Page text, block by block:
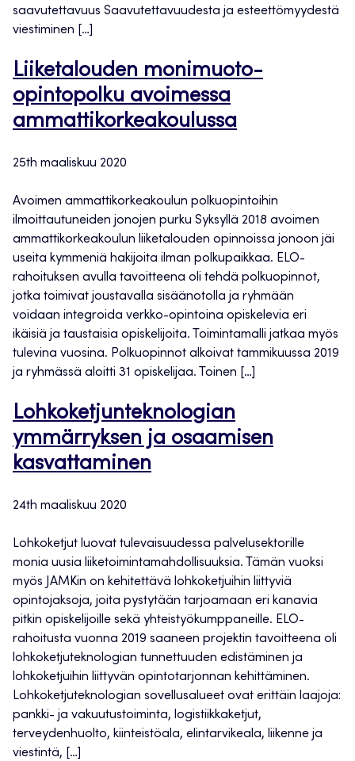
saavutettavuus Saavutettavuudesta ja esteettömyydestä
viestiminen […]
Liiketalouden monimuoto-
opintopolku avoimessa
ammattikorkeakoulussa
25th maaliskuu 2020
Avoimen ammattikorkeakoulun polkuopintoihin
ilmoittautuneiden jonojen purku Syksyllä 2018 avoimen
ammattikorkeakoulun liiketalouden opinnoissa jonoon jäi
useita kymmeniä hakijoita ilman polkupaikkaa. ELO-
rahoituksen avulla tavoitteena oli tehdä polkuopinnot,
jotka toimivat joustavalla sisäänotolla ja ryhmään
voidaan integroida verkko-opintoina opiskelevia eri
ikäisiä ja taustaisia opiskelijoita. Toimintamalli jatkaa myös
tulevina vuosina. Polkuopinnot alkoivat tammikuussa 2019
ja ryhmässä aloitti 31 opiskelijaa. Toinen […]
Lohkoketjunteknologian
ymmärryksen ja osaamisen
kasvattaminen
24th maaliskuu 2020
Lohkoketjut luovat tulevaisuudessa palvelusektorille
monia uusia liiketoimintamahdollisuuksia. Tämän vuoksi
myös JAMKin on kehitettävä lohkoketjuihin liittyviä
opintojaksoja, joita pystytään tarjoamaan eri kanavia
pitkin opiskelijoille sekä yhteistyökumppaneille. ELO-
rahoitusta vuonna 2019 saaneen projektin tavoitteena oli
lohkoketjuteknologian tunnettuuden edistäminen ja
lohkoketjuihin liittyvän opintotarjonnan kehittäminen.
Lohkoketjuteknologian sovellusalueet ovat erittäin laajoja:
pankki- ja vakuutustoiminta, logistiikkaketjut,
terveydenhuolto, kiinteistöala, elintarvikeala, liikenne ja
viestintä, […]